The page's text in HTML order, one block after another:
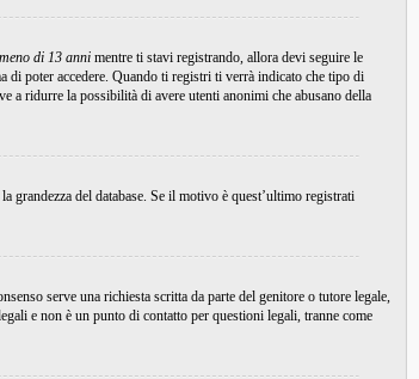
di 13 anni mentre ti stavi registrando, allora devi seguire le
di poter accedere. Quando ti registri ti verrà indicato che tipo di
a ridurre la possibilità di avere utenti anonimi che abusano della
del database. Se il motivo è quest’ultimo registrati
serve una richiesta scritta da parte del genitore o tutore legale,
e non è un punto di contatto per questioni legali, tranne come